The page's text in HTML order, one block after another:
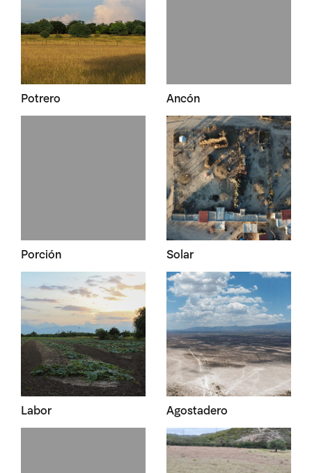
Potrero Ancón
Porción Solar
Labor Agostadero